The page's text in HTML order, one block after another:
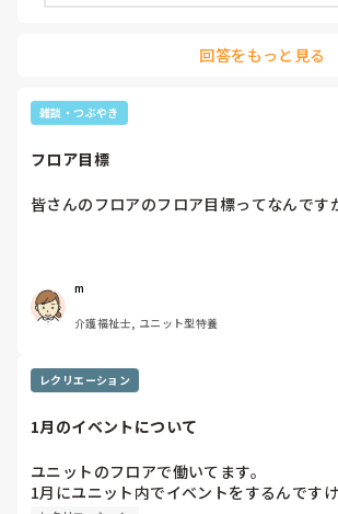
回答をもっと見る
雑談・つぶやき
フロア目標
皆さんのフロアのフロア目標ってなんです
m
介護福祉士, ユニット型特養
レクリエーション
1月のイベントについて
ユニットのフロアで働いてます。
1月にユニット内でイベントをするんです